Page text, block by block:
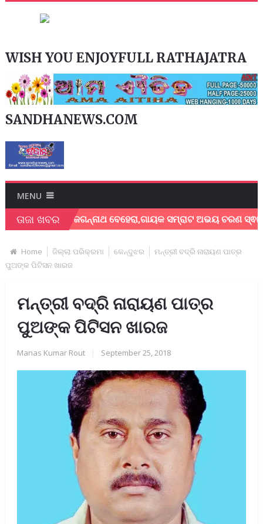
WISH YOU ENJOYFULL RATHAJATRA
SANDHANEWS.COM
MENU
ତାଜା ଖବର
ଶେଖର ଜଗନ୍ନାଥ ବେହେରା,ଗାୟକ ସମ୍ରାଟ ଅଭୟ ଚରଣ ସ୍ଵାଇଁଙ୍କ
Home ଜିଲ୍ଲା ପରିକ୍ରମା କେନ୍ଦୁଝର
ମନ୍ତ୍ରୀ ବଦ୍ରି ନାରାୟଣ ପାତ୍ର
ପୁଅଙ୍କ ପିଟିସନ ଖାରଜ
ମନ୍ତ୍ରୀ ବଦ୍ରି ନାରାୟଣ ପାତ୍ର
ପୁଅଙ୍କ ପିଟିସନ ଖାରଜ
Manas Kumar Rout September 25, 2018